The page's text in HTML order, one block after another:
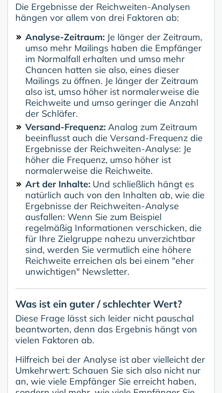
Die Ergebnisse der Reichweiten-Analysen
hängen vor allem von drei Faktoren ab:
Analyse-Zeitraum: Je länger der Zeitraum,
umso mehr Mailings haben die Empfänger
im Normalfall erhalten und umso mehr
Chancen hatten sie also, eines dieser
Mailings zu öffnen. Je länger der Zeitraum
also ist, umso höher ist normalerweise die
Reichweite und umso geringer die Anzahl
der Schläfer.
Versand-Frequenz: Analog zum Zeitraum
beeinflusst auch die Versand-Frequenz die
Ergebnisse der Reichweiten-Analyse: Je
höher die Frequenz, umso höher ist
normalerweise die Reichweite.
Art der Inhalte: Und schließlich hängt es
natürlich auch von den Inhalten ab, wie die
Ergebnisse der Reichweiten-Analyse
ausfallen: Wenn Sie zum Beispiel
regelmäßig Informationen verschicken, die
für Ihre Zielgruppe nahezu unverzichtbar
sind, werden Sie vermutlich eine höhere
Reichweite erreichen als bei einem "eher
unwichtigen" Newsletter.
Was ist ein guter / schlechter Wert?
Diese Frage lässt sich leider nicht pauschal
beantworten, denn das Ergebnis hängt von
vielen Faktoren ab.
Hilfreich bei der Analyse ist aber vielleicht der
Umkehrwert: Schauen Sie sich also nicht nur
an, wie viele Empfänger Sie erreicht haben,